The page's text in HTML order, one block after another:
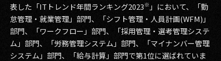
表した「ITトレンド年間ランキング2023※ 」において、「勤
怠管理・就業管理」部門、「シフト管理・人員計画(WFM)」
部門、「ワークフロー」部門、「採用管理・選考管理システ
ム」部門、「労務管理システム」部門、「マイナンバー管理
システム」部門、「給与計算」部門で第1位に選ばれていま